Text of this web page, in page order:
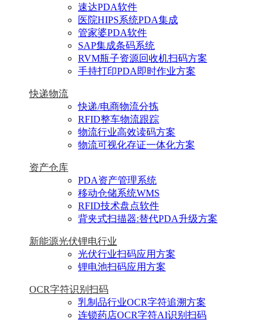
速达PDA软件
医院HIPS系统PDA集成
管家婆PDA软件
SAP集成条码系统
RVM瓶子资源回收机扫码方案
手持打印PDA即时作业方案
快递物流
快递/电商物流分拣
RFID整车物流跟踪
物流行业高效读码方案
物流可视化存证一体化方案
资产仓库
PDA资产管理系统
移动仓储系统WMS
RFID技术盘点软件
背夹式扫描器:替代PDA升级方案
新能源光伏锂电行业
光伏行业扫码应用方案
锂电池扫码应用方案
OCR字符识别扫码
乳制品行业OCR字符追溯方案
连锁药店OCR字符AI识别扫码